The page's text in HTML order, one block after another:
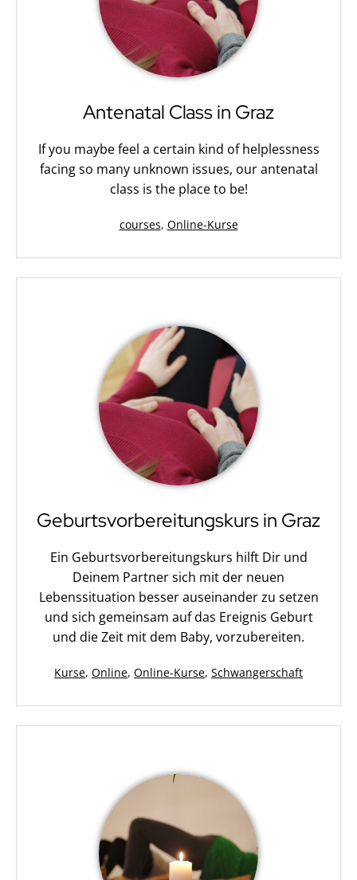
Antenatal Class in Graz
If you maybe feel a certain kind of helplessness
facing so many unknown issues, our antenatal
class is the place to be!
Kategorisiert
courses, Online-Kurse
Geburtsvorbereitungskurs in Graz
Ein Geburtsvorbereitungskurs hilft Dir und
Deinem Partner sich mit der neuen
Lebenssituation besser auseinander zu setzen
und sich gemeinsam auf das Ereignis Geburt
und die Zeit mit dem Baby, vorzubereiten.
Kategorisiert
Kurse, Online, Online-Kurse, Schwangerschaft